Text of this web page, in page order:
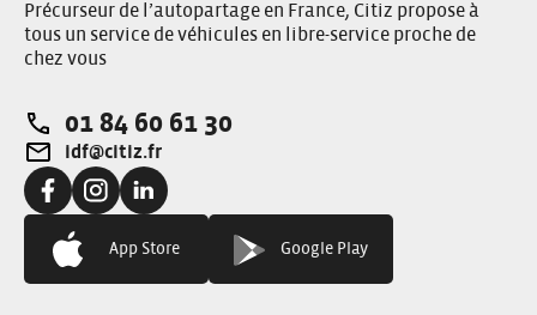
Précurseur de l’autopartage en France, Citiz propose à
tous un service de véhicules en libre-service proche de
chez vous
Téléphone:
01 84 60 61 30
Adresse e-mail:
idf@citiz.fr
Facebook:Instagram:Linkedin:
App Store Google Play